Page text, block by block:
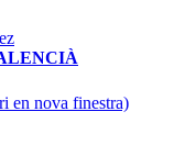
en nova finestra)